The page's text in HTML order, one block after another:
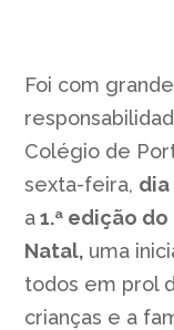
Foi com
Colégio de
sexta-feira, dia
a1.ª edição
Natal, uma
todos em prol
crianças e a